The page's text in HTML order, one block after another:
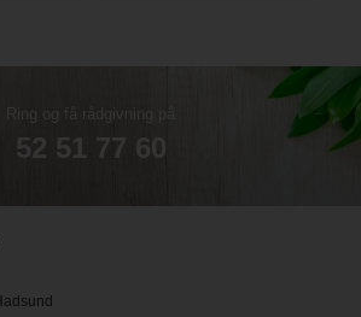
Ring og få rådgivning på
52 51 77 60